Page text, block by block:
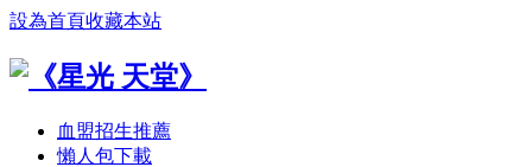
設為首頁收藏本站
血盟招生推薦
懶人包下載